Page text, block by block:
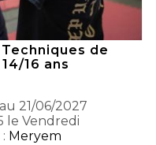
de
16 ans
21/06/2027
le Vendredi
Meryem